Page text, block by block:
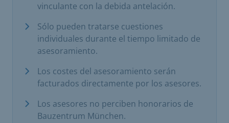
vinculante con la debida antelación.
Sólo pueden tratarse cuestiones
individuales durante el tiempo limitado de
asesoramiento.
Los costes del asesoramiento serán
facturados directamente por los asesores.
Los asesores no perciben honorarios de
Bauzentrum München.